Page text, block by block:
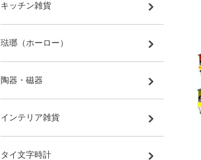
キッチン雑貨
琺瑯（ホーロー）
陶器・磁器
インテリア雑貨
タイ文字時計